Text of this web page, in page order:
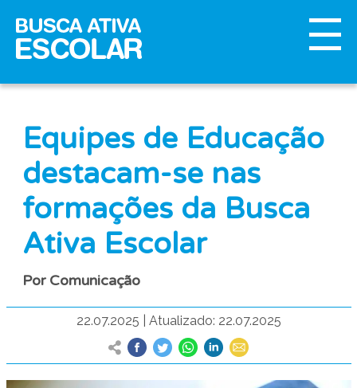
Equipes de Educação
destacam-se nas
formações da Busca
Ativa Escolar
Por Comunicação
22.07.2025 Atualizado: 22.07.2025